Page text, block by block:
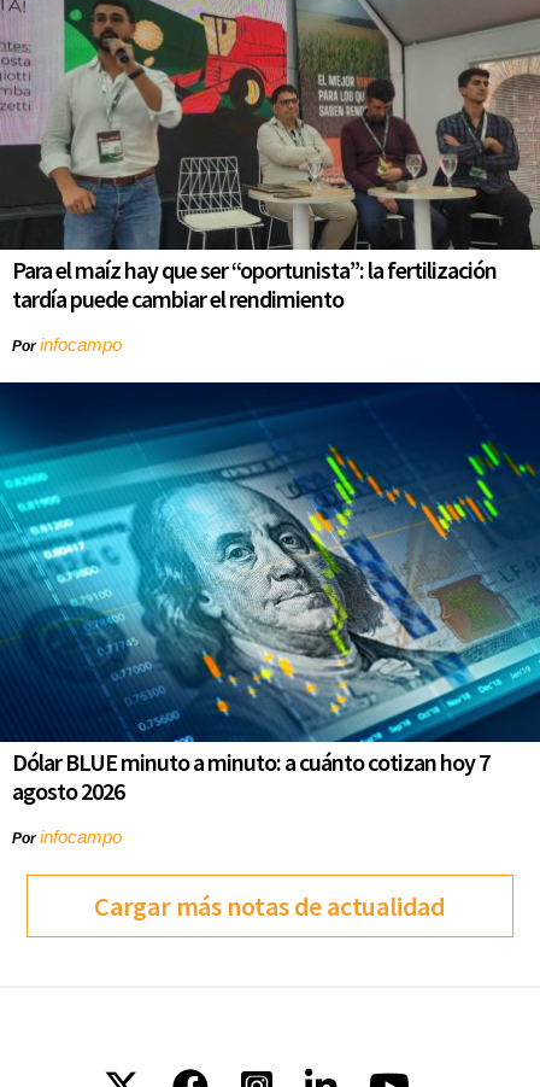
Para el maíz hay que ser “oportunista”: la fertilización
tardía puede cambiar el rendimiento
Porinfocampo
Dólar BLUE minuto a minuto: a cuánto cotizan hoy 7
agosto 2026
Porinfocampo
Cargar más notas de actualidad